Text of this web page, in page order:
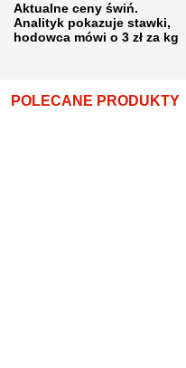
Aktualne ceny świń.
Analityk pokazuje stawki,
hodowca mówi o 3 zł za kg
POLECANE PRODUKTY